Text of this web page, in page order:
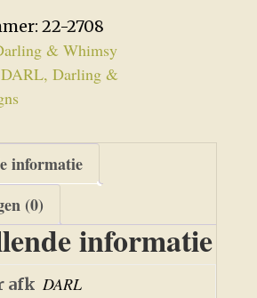
22-2708
& Whimsy
DARL, Darling &
informatie
(0)
informatie
afk DARL